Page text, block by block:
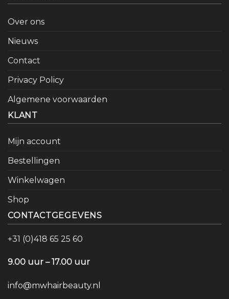
Over ons
Nieuws
Contact
Privacy Policy
Algemene voorwaarden
KLANT
Mijn account
Bestellingen
Winkelwagen
Shop
CONTACTGEGEVENS
+31 (0)418 65 25 60
9.00 uur – 17.00 uur
info@mwhairbeauty.nl